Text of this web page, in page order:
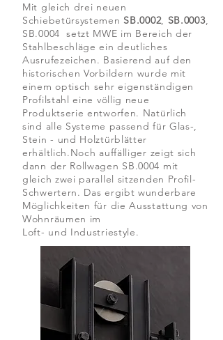
Mit gleich drei neuen
Schiebetürsystemen SB.0002, SB.0003,
SB.0004 setzt MWE im Bereich der
Stahlbeschläge ein deutliches
Ausrufezeichen. Basierend auf den
historischen Vorbildern wurde mit
einem optisch sehr eigenständigen
Profilstahl eine völlig neue
Produktserie entworfen. Natürlich
sind alle Systeme passend für Glas-,
Stein - und Holztürblätter
erhältlich.Noch auffälliger zeigt sich
dann der Rollwagen SB.0004 mit
gleich zwei parallel sitzenden Profil-
Schwertern. Das ergibt wunderbare
Möglichkeiten für die Ausstattung von
Wohnräumen im
Loft- und Industriestyle.